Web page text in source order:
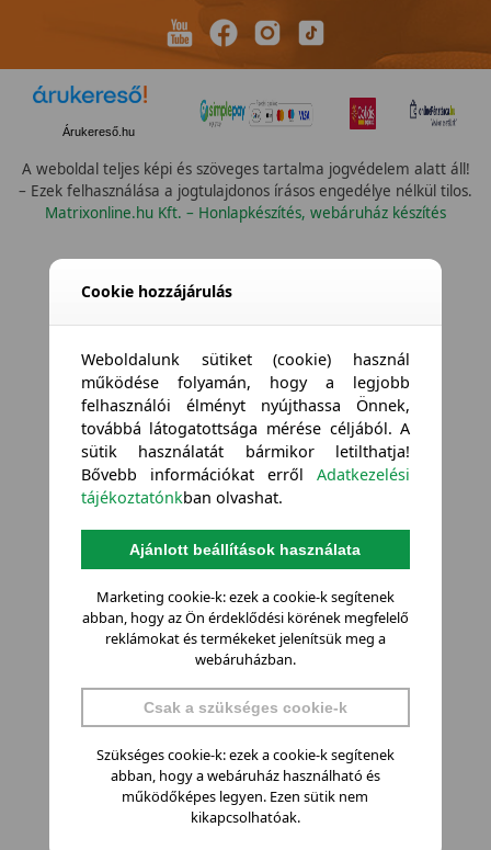
Árukereső.hu
A weboldal teljes képi és szöveges tartalma jogvédelem alatt áll!
– Ezek felhasználása a jogtulajdonos írásos engedélye nélkül tilos.
Matrixonline.hu Kft. – Honlapkészítés, webáruház készítés
Cookie hozzájárulás
Weboldalunk sütiket (cookie) használ
működése folyamán, hogy a legjobb
felhasználói élményt nyújthassa Önnek,
továbbá látogatottsága mérése céljából. A
sütik használatát bármikor letilthatja!
Bővebb információkat errőlAdatkezelési
tájékoztatónkban olvashat.
Ajánlott beállítások használata
Marketing cookie-k: ezek a cookie-k segítenek
abban, hogy az Ön érdeklődési körének megfelelő
reklámokat és termékeket jelenítsük meg a
webáruházban.
Csak a szükséges cookie-k
Szükséges cookie-k: ezek a cookie-k segítenek
abban, hogy a webáruház használható és
működőképes legyen. Ezen sütik nem
kikapcsolhatóak.